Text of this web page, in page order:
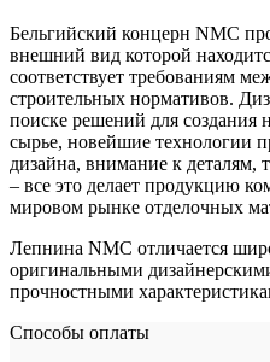
Бельгийский концерн NMC
внешний вид которой
соответствует требованиям
строительных нормативов.
поиске решений для создания
сырье, новейшие технологии
дизайна, внимание к деталям,
– все это делает продукцию
мировом рынке отделочных
Лепнина NMC отличается
оригинальными
прочностными
Способы оплаты